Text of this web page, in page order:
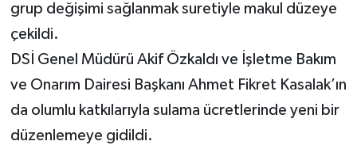
grup değişimi sağlanmak suretiyle makul düzeye
çekildi.
DSİ Genel Müdürü Akif Özkaldı ve İşletme Bakım
ve Onarım Dairesi Başkanı Ahmet Fikret Kasalak’ın
da olumlu katkılarıyla sulama ücretlerinde yeni bir
düzenlemeye gidildi.